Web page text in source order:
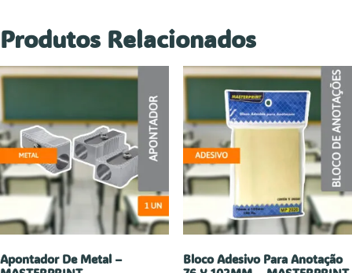
Produtos Relacionados
Apontador De Metal –
Bloco Adesivo Para Anotação